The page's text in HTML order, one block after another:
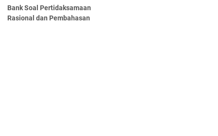
Bank Soal Pertidaksamaan
Rasional dan Pembahasan